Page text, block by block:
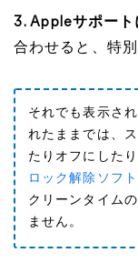
3. Appleサポート
合わせると、特
それでも表示さ
れたままでは、
たりオフにした
ロック解除ソフ
クリーンタイム
ません。